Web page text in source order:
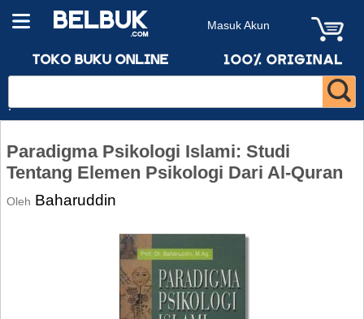
Masuk Akun
Paradigma Psikologi Islami: Studi
Tentang Elemen Psikologi Dari Al-Quran
Oleh Baharuddin